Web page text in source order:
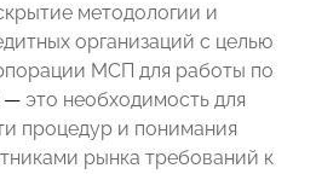
методологии и
организаций с целью
МСП для работы по
— это необходимость для
процедур и понимания
рынка требований к